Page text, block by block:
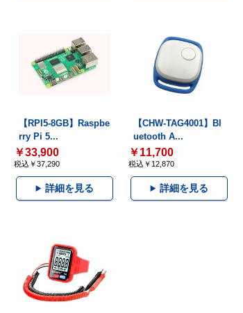
【RPI5-8GB】Raspbe
rry Pi 5...
￥33,900
税込￥37,290
詳細を見る
【CHW-TAG4001】Bl
uetooth A...
￥11,700
税込￥12,870
詳細を見る